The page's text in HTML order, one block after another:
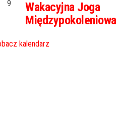
9
Wakacyjna Joga
Międzypokoleniowa
kalendarz